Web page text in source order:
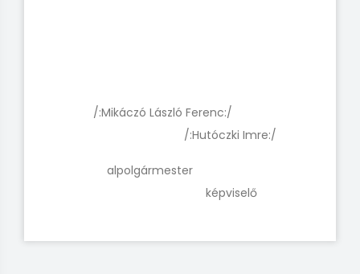
/:Mikáczó László Ferenc:/
/:Hutóczki Imre:/
alpolgármester
képviselő